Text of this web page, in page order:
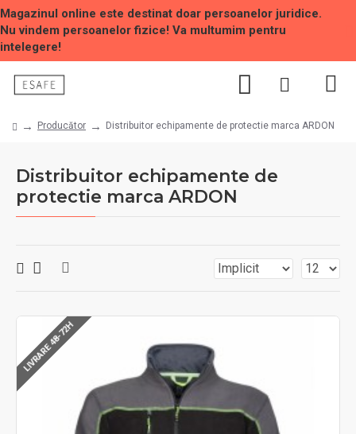
Magazinul online este destinat doar persoanelor juridice.
Nu vindem persoanelor fizice! Va multumim pentru
intelegere!
Producător Distribuitor echipamente de protectie marca ARDON
Distribuitor echipamente de
protectie marca ARDON
LIVRARE 48-72H